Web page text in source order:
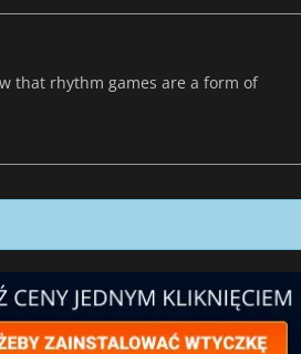
that rhythm games are a form of